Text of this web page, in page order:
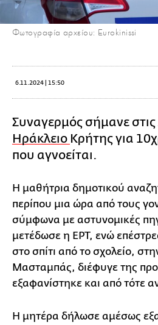
Φωτογραφία αρχείου: Eurokinissi
6.11.2024 | 15:50
Συναγερμός σήμανε
Ηράκλειο Κρήτης για
που αγνοείται.
Η μαθήτρια δημοτικού
περίπου μια ώρα από τους
σύμφωνα με αστυνομικές
μετέδωσε η ΕΡΤ, ενώ
στο σπίτι από το σχολείο,
Μασταμπάς, διέφυγε της
εξαφανίστηκε και από τότε
Η μητέρα δήλωσε αμέσως